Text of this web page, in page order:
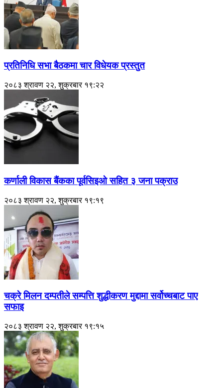
प्रतिनिधि सभा बैठकमा चार विधेयक प्रस्तुत
२०८३ श्रावण २२, शुक्रबार १९:२२
कर्णाली विकास बैंकका पूर्वसिइओ सहित ३ जना पक्राउ
२०८३ श्रावण २२, शुक्रबार १९:१९
चक्रे मिलन दम्पतीले सम्पत्ति शुद्धीकरण मुद्दामा सर्वोच्चबाट पाए
सफाइ
२०८३ श्रावण २२, शुक्रबार १९:१५